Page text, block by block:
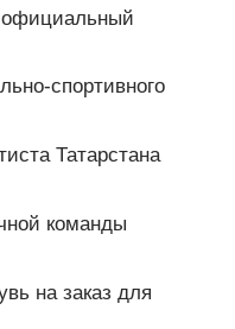
Тачки
катания,